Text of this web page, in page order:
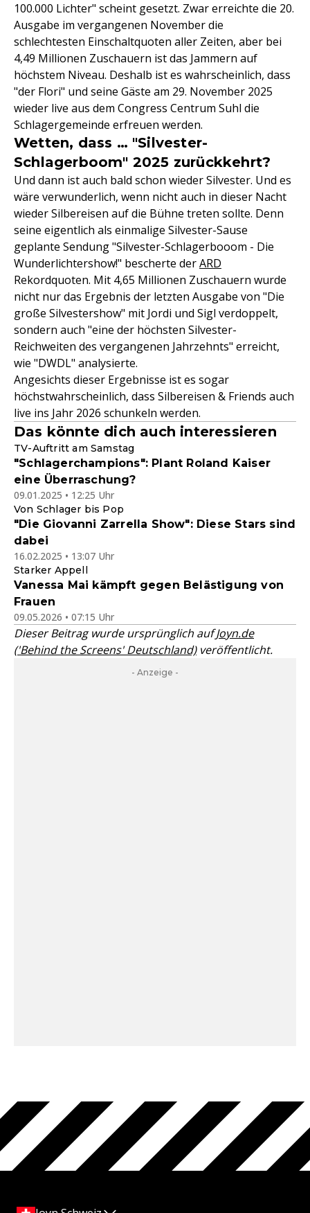
100.000 Lichter" scheint gesetzt. Zwar erreichte die 20.
Ausgabe im vergangenen November die
schlechtesten Einschaltquoten aller Zeiten, aber bei
4,49 Millionen Zuschauern ist das Jammern auf
höchstem Niveau. Deshalb ist es wahrscheinlich, dass
"der Flori" und seine Gäste am 29. November 2025
wieder live aus dem Congress Centrum Suhl die
Schlagergemeinde erfreuen werden.
Wetten, dass … "Silvester-
Schlagerboom" 2025 zurückkehrt?
Und dann ist auch bald schon wieder Silvester. Und es
wäre verwunderlich, wenn nicht auch in dieser Nacht
wieder Silbereisen auf die Bühne treten sollte. Denn
seine eigentlich als einmalige Silvester-Sause
geplante Sendung "Silvester-Schlagerbooom - Die
Wunderlichtershow!" bescherte derARD
Rekordquoten. Mit 4,65 Millionen Zuschauern wurde
nicht nur das Ergebnis der letzten Ausgabe von "Die
große Silvestershow" mit Jordi und Sigl verdoppelt,
sondern auch "eine der höchsten Silvester-
Reichweiten des vergangenen Jahrzehnts" erreicht,
wie "DWDL" analysierte.
Angesichts dieser Ergebnisse ist es sogar
höchstwahrscheinlich, dass Silbereisen & Friends auch
live ins Jahr 2026 schunkeln werden.
Das könnte dich auch interessieren
TV-Auftritt am Samstag
"Schlagerchampions": Plant Roland Kaiser
eine Überraschung?
09.01.2025 • 12:25 Uhr
Von Schlager bis Pop
"Die Giovanni Zarrella Show": Diese Stars sind
dabei
16.02.2025 • 13:07 Uhr
Starker Appell
Vanessa Mai kämpft gegen Belästigung von
Frauen
09.05.2026 • 07:15 Uhr
Dieser Beitrag wurde ursprünglich aufJoyn.de
('Behind the Screens' Deutschland)veröffentlicht.
- Anzeige -